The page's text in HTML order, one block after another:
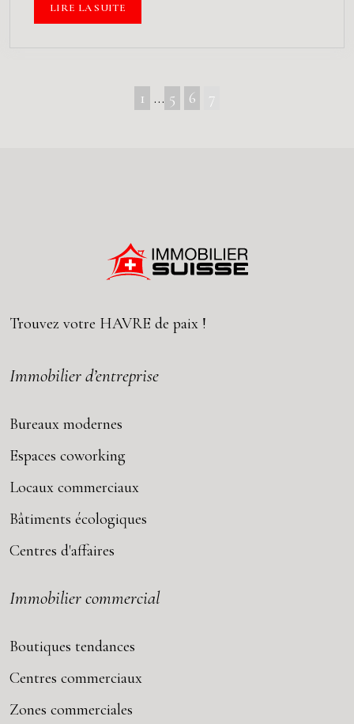
LIRE LA SUITE
1 … 5 6 7
Trouvez votre HAVRE de paix !
Immobilier d’entreprise
Bureaux modernes
Espaces coworking
Locaux commerciaux
Bâtiments écologiques
Centres d'affaires
Immobilier commercial
Boutiques tendances
Centres commerciaux
Zones commerciales